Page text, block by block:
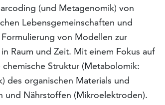
(und Metagenomik) von
Lebensgemeinschaften und
von Modellen zur
Raum und Zeit. Mit einem Fokus auf
Struktur (Metabolomik:
des organischen Materials und
und Nährstoffen (Mikroelektroden).